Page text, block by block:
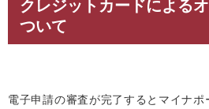
で
クレジットカードによる
ついて
電子申請の審査が完了するとマイナ